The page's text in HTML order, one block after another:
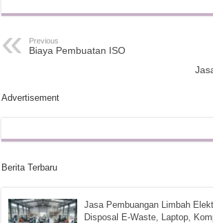
Previous
Biaya Pembuatan ISO
Advertisement
Berita Terbaru
Jasa Pembuangan Limbah
Disposal E-Waste, Laptop,